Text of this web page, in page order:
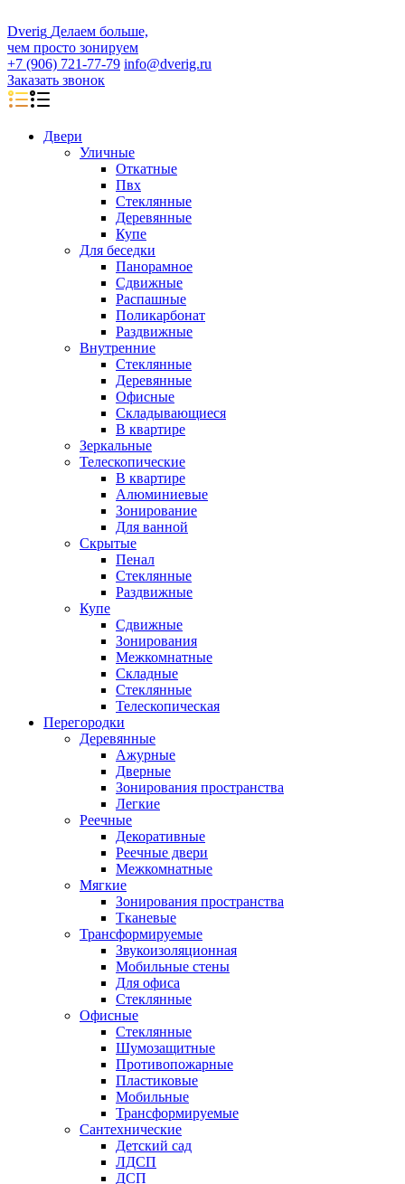
Dverig Делаем больше,
чем просто зонируем
+7 (906) 721-77-79 info@dverig.ru
Заказать звонок
Двери
Уличные
Откатные
Пвх
Стеклянные
Деревянные
Купе
Для беседки
Панорамное
Сдвижные
Распашные
Поликарбонат
Раздвижные
Внутренние
Стеклянные
Деревянные
Офисные
Складывающиеся
В квартире
Зеркальные
Телескопические
В квартире
Алюминиевые
Зонирование
Для ванной
Скрытые
Пенал
Стеклянные
Раздвижные
Купе
Сдвижные
Зонирования
Межкомнатные
Складные
Стеклянные
Телескопическая
Перегородки
Деревянные
Ажурные
Дверные
Зонирования пространства
Легкие
Реечные
Декоративные
Реечные двери
Межкомнатные
Мягкие
Зонирования пространства
Тканевые
Трансформируемые
Звукоизоляционная
Мобильные стены
Для офиса
Стеклянные
Офисные
Стеклянные
Шумозащитные
Противопожарные
Пластиковые
Мобильные
Трансформируемые
Сантехнические
Детский сад
ЛДСП
ДСП